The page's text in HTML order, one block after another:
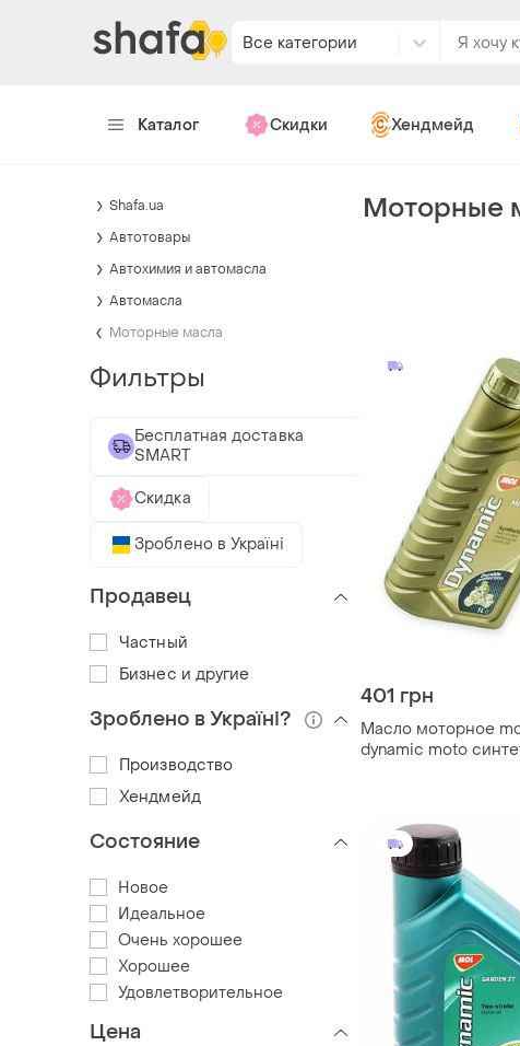
Все категории
Каталог Скидки Хендмейд
Моторные
401 грн
Масло моторное
dynamic moto
Shafa.ua
Автотовары
Автохимия и автомасла
Автомасла
Моторные масла
Фильтры
Бесплатная доставка
SMART
Скидка
Зроблено в Україні
Продавец
Частный
Бизнес и другие
Зроблено в Україні?
Производство
Хендмейд
Состояние
Новое
Идеальное
Очень хорошее
Хорошее
Удовлетворительное
Цена